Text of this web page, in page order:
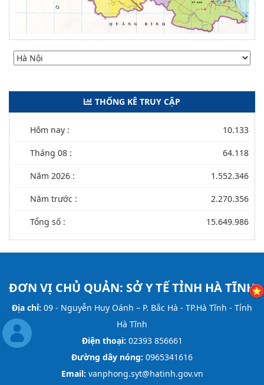
THỐNG KÊ TRUY CẬP
Hôm nay : 10.133
Tháng 08 : 64.118
Năm 2026 : 1.552.346
Năm trước : 2.270.356
Tổng số : 15.649.986
ĐƠN VỊ CHỦ QUẢN: SỞ Y TẾ TỈNH HÀ TĨNH
Địa chỉ: 09 - Nguyễn Huy Oánh – P. Bắc Hà - TP.Hà Tĩnh - Tỉnh
Hà Tĩnh
Điện thoại: 02393 856661
Đường dây nóng: 0965341616
Email: vanphong.syt@hatinh.gov.vn